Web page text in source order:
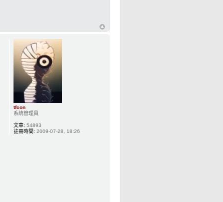
tfcon
系統管理員
文章: 54893
註冊時間: 2009-07-28, 18:26